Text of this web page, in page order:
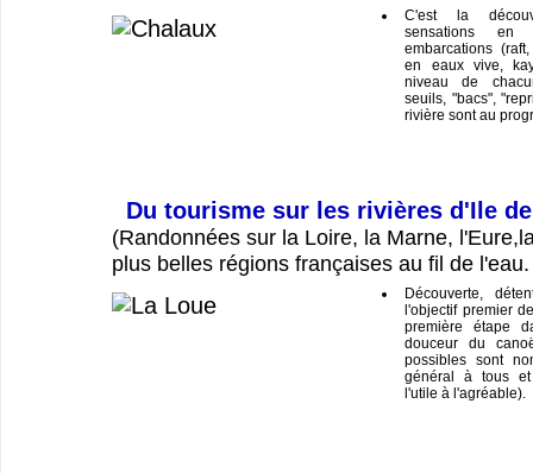
C'est la
sensations en
embarcations
en eaux vive,
niveau de
seuils, "bacs",
rivière sont au
Du tourisme sur les rivières d'Ile
(Randonnées sur la Loire, la Marne,
plus belles régions françaises au fil de l'eau.
Découverte,
l'objectif premier
première étape
douceur du
possibles sont
général à tous
l'utile à l'agréable).